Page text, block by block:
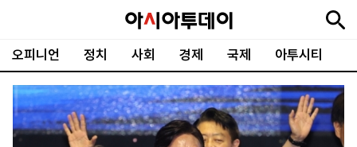
오피니언 정치 사회 경제 국제 아투시티
뉴
스
최
신
속
보
정
치
사
회
경
제
국
제
오
피
피
플
아
투
문
화
포
토